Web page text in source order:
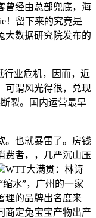
曾经由总部兜底，海
！留下来的究竟是
大数据研究院发布的
业危机，因而，近
可谓风光得很，兑现
裂。国内运营最早
也就暴雷了。房钱
费者，，几严沉山压
WTT大满贯：林诗
水”，广州的一家
理的品牌出名度来
商定兔宝宝产物出产